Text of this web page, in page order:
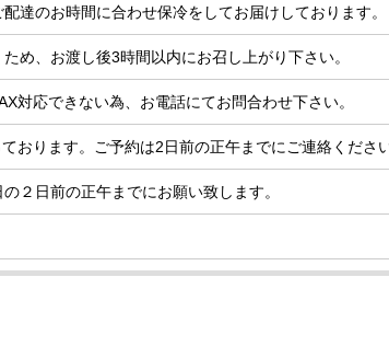
達のお時間に合わせ保冷をしてお届けしております。
め、お渡し後3時間以内にお召し上がり下さい。
対応できない為、お電話にてお問合わせ下さい。
おります。ご予約は2日前の正午までにご連絡くださ
２日前の正午までにお願い致します。